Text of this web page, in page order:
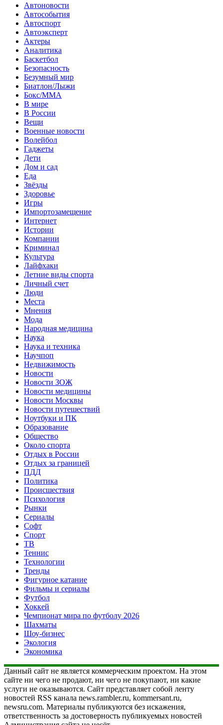
Автоновости
Автособытия
Автоспорт
Автоэксперт
Актеры
Аналитика
Баскетбол
Безопасность
Безумный мир
Биатлон/Лыжи
Бокс/MMA
В мире
В России
Вещи
Военные новости
Волейбол
Гаджеты
Дети
Дом и сад
Еда
Звёзды
Здоровье
Игры
Импортозамещение
Интернет
Истории
Компании
Криминал
Культура
Лайфхаки
Летние виды спорта
Личный счет
Люди
Места
Мнения
Мода
Народная медицина
Наука
Наука и техника
Научпоп
Недвижимость
Новости
Новости ЗОЖ
Новости медицины
Новости Москвы
Новости путешествий
Ноутбуки и ПК
Образование
Общество
Около спорта
Отдых в России
Отдых за границей
ПДД
Политика
Происшествия
Психология
Рынки
Сериалы
Софт
Спорт
ТВ
Теннис
Технологии
Тренды
Фигурное катание
Фильмы и сериалы
Футбол
Хоккей
Чемпионат мира по футболу 2026
Шахматы
Шоу-бизнес
Экология
Экономика
Данный сайт не является коммерческим проектом. На этом
сайте ни чего не продают, ни чего не покупают, ни какие
услуги не оказываются. Сайт представляет собой ленту
новостей RSS канала news.rambler.ru, kommersant.ru,
newsru.com. Материалы публикуются без искажения,
ответственность за достоверность публикуемых новостей